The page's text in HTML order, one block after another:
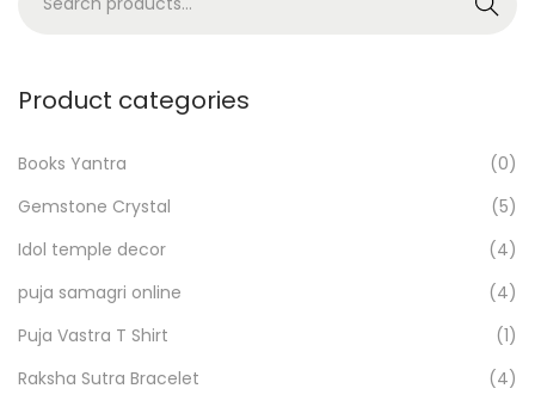
S
e
r
h
r
:
>
Product categories
Books Yantra
(0)
Gemstone Crystal
(5)
Idol temple decor
(4)
puja samagri online
(4)
Puja Vastra T Shirt
(1)
Raksha Sutra Bracelet
(4)